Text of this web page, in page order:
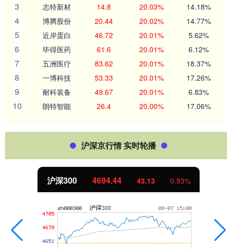
3 志特新材 14.8 20.03% 14.18%
4 博腾股份 20.44 20.02% 14.77%
5 近岸蛋白 46.72 20.01% 5.62%
6 毕得医药 61.6 20.01% 6.12%
7 五洲医疗 83.62 20.01% 18.37%
8 一博科技 53.33 20.01% 17.26%
9 耐科装备 49.67 20.01% 6.83%
10 朗特智能 26.4 20.00% 17.06%
沪深京行情 实时轮播
北证50 1134.24 11.37